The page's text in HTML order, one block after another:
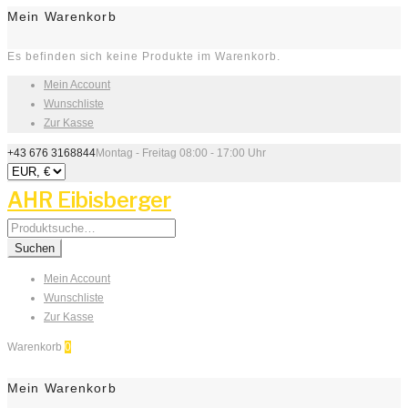
Mein Warenkorb
Es befinden sich keine Produkte im Warenkorb.
Mein Account
Wunschliste
Zur Kasse
+43 676 3168844Montag - Freitag 08:00 - 17:00 Uhr
AHR Eibisberger
Search
for:
Suchen
Mein Account
Wunschliste
Zur Kasse
Warenkorb 0
Mein Warenkorb